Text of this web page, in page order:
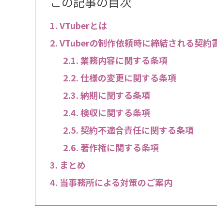
VTuberとは
VTuberの制作依頼時に締結される契約
業務内容に関する条項
仕様の変更に関する条項
納期に関する条項
検収に関する条項
契約不適合責任に関する条項
著作権に関する条項
まとめ
当事務所による対策のご案内